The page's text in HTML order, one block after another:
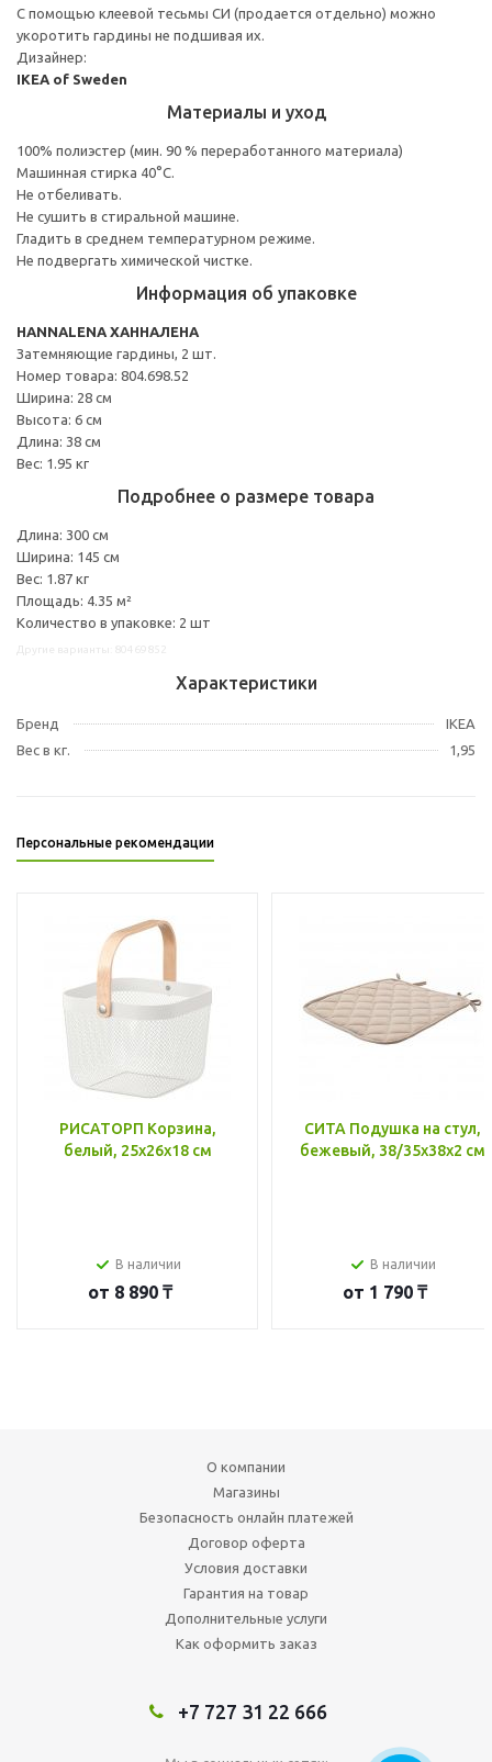
С помощью клеевой тесьмы СИ (продается отдельно) можно
укоротить гардины не подшивая их.
Дизайнер:
IKEA of Sweden
Материалы и уход
100% полиэстер (мин. 90 % переработанного материала)
Машинная стирка 40°С.
Не отбеливать.
Не сушить в стиральной машине.
Гладить в среднем температурном режиме.
Не подвергать химической чистке.
Информация об упаковке
HANNALENA ХАННАЛЕНА
Затемняющие гардины, 2 шт.
Номер товара: 804.698.52
Ширина: 28 см
Высота: 6 см
Длина: 38 см
Вес: 1.95 кг
Подробнее о размере товара
Длина: 300 см
Ширина: 145 см
Вес: 1.87 кг
Площадь: 4.35 м²
Количество в упаковке: 2 шт
Характеристики
Бренд
IKEA
Вес в кг.
1,95
Персональные рекомендации
РИСАТОРП Корзина,
белый, 25x26x18 см
В наличии
от 8 890 ₸
СИТА Подушка на стул,
бежевый, 38/35x38x2 см
В наличии
от 1 790 ₸
О компании
Магазины
Безопасность онлайн платежей
Договор оферта
Условия доставки
Гарантия на товар
Дополнительные услуги
Как оформить заказ
+7 727 31 22 666